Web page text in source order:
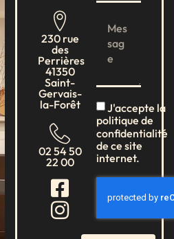
230 rue
des
Perrières
41350
Saint-
Gervais-
la-Forêt
02 54 50
22 00
J'accepte la
politique de
confidentialité
de ce site
internet.